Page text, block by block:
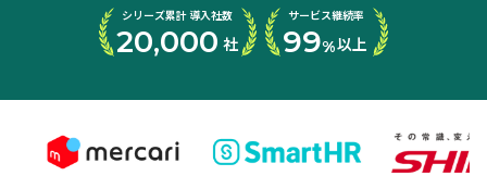
シリーズ累計 導入社数
20,000 社
サービス継続率
99%以上